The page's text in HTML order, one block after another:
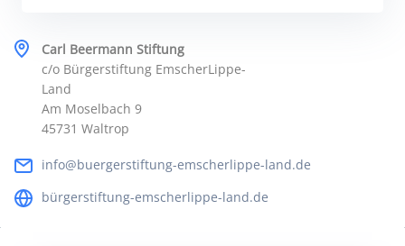
Carl Beermann Stiftung
c/o Bürgerstiftung EmscherLippe-
Land
Am Moselbach 9
45731 Waltrop
info@buergerstiftung-emscherlippe-land.de
bürgerstiftung-emscherlippe-land.de